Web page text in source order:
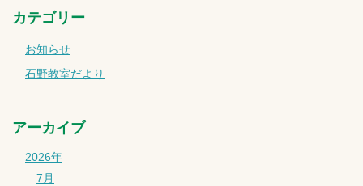
カテゴリー
お知らせ
石野教室だより
アーカイブ
2026年
7月